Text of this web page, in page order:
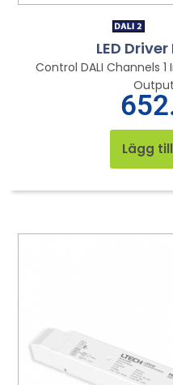
LED Driver
Control DALI Channels
Lägg